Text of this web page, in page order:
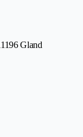
1196 Gland